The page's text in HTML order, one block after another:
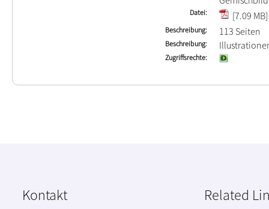
Datei [7.09 MB]
Beschreibung 113 Seiten
Beschreibung
Zugriffsrechte
Kontakt Related